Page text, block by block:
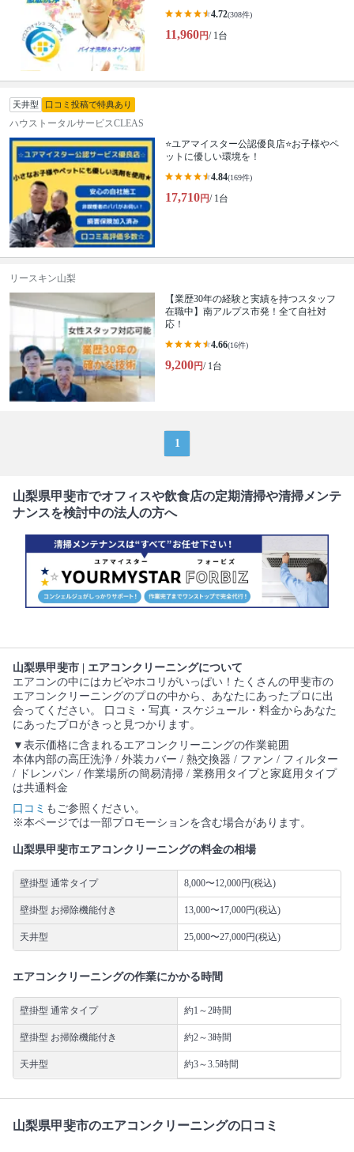
4.72(308件)
11,960円/ 1台
天井型 口コミ投稿で特典あり
ハウストータルサービスCLEAS
⭐️ユアマイスター公認優良店⭐️お子様やペ
ットに優しい環境を！
4.84(169件)
17,710円/ 1台
リースキン山梨
【業歴30年の経験と実績を持つスタッフ
在職中】南アルプス市発！全て自社対
応！
4.66(16件)
9,200円/ 1台
1
山梨県甲斐市でオフィスや飲食店の定期清掃や清掃メンテ
ナンスを検討中の法人の方へ
山梨県甲斐市 | エアコンクリーニングについて
エアコンの中にはカビやホコリがいっぱい！たくさんの甲斐市の
エアコンクリーニングのプロの中から、あなたにあったプロに出
会ってください。 口コミ・写真・スケジュール・料金からあなた
にあったプロがきっと見つかります。
▼表示価格に含まれるエアコンクリーニングの作業範囲
本体内部の高圧洗浄 / 外装カバー / 熱交換器 / ファン / フィルター
/ ドレンパン / 作業場所の簡易清掃 / 業務用タイプと家庭用タイプ
は共通料金
口コミ もご参照ください。
※本ページでは一部プロモーションを含む場合があります。
山梨県甲斐市エアコンクリーニングの料金の相場
壁掛型 通常タイプ 8,000〜12,000円(税込)
壁掛型 お掃除機能付き 13,000〜17,000円(税込)
天井型 25,000〜27,000円(税込)
エアコンクリーニングの作業にかかる時間
壁掛型 通常タイプ 約1～2時間
壁掛型 お掃除機能付き 約2～3時間
天井型 約3～3.5時間
山梨県甲斐市のエアコンクリーニングの口コミ